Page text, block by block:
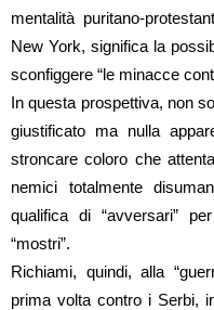
mentalità puritano-
New York, significa la
sconfiggere “le minacce
In questa prospettiva, non
giustificato ma nulla
stroncare coloro che
nemici totalmente
qualifica di “avversari”
“mostri”.
Richiami, quindi, alla
prima volta contro i Serbi,